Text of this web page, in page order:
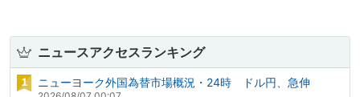
ニュースアクセスランキング
ニューヨーク外国為替市場概況・24時 ドル円、急伸